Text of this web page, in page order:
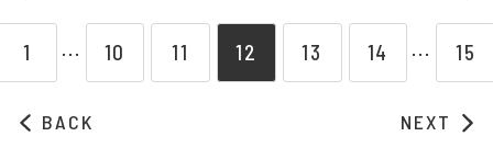
BACK
1 ⋯ 10 11 12 13 14 ⋯ 15
NEXT